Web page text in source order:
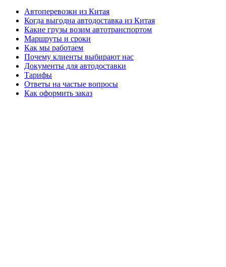
Автоперевозки из Китая
Когда выгодна автодоставка из Китая
Какие грузы возим автотранспортом
Маршруты и сроки
Как мы работаем
Почему клиенты выбирают нас
Документы для автодоставки
Тарифы
Ответы на частые вопросы
Как оформить заказ